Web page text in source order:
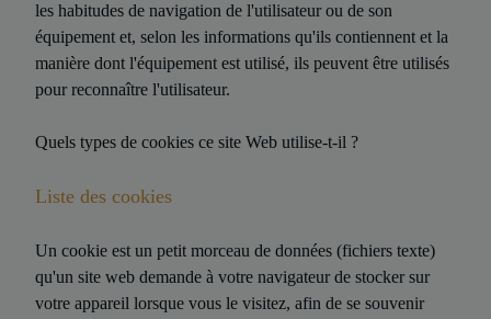
les habitudes de navigation de l'utilisateur ou de son
équipement et, selon les informations qu'ils contiennent et la
manière dont l'équipement est utilisé, ils peuvent être utilisés
pour reconnaître l'utilisateur.
Quels types de cookies ce site Web utilise-t-il ?
Liste des cookies
Un cookie est un petit morceau de données (fichiers texte)
qu'un site web demande à votre navigateur de stocker sur
votre appareil lorsque vous le visitez, afin de se souvenir